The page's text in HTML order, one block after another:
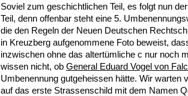
Soviel zum geschichtlichen Teil, es folgt nun
Teil, denn offenbar steht eine 5.
die den Regeln der Neuen Deutschen
in Kreuzberg aufgenommene Foto beweist,
inzwischen ohne das altertümliche c nur noch
wissen nicht, ob General Eduard Vogel von
Umbenennung gutgeheissen hätte. Wir warten
auf das erste Strassenschild mit dem Namen